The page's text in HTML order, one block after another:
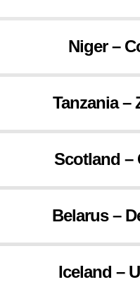
Niger –
Tanzania –
Scotland –
Belarus –
Iceland –